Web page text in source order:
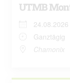
UTMB
Ganztägig
Chamonix